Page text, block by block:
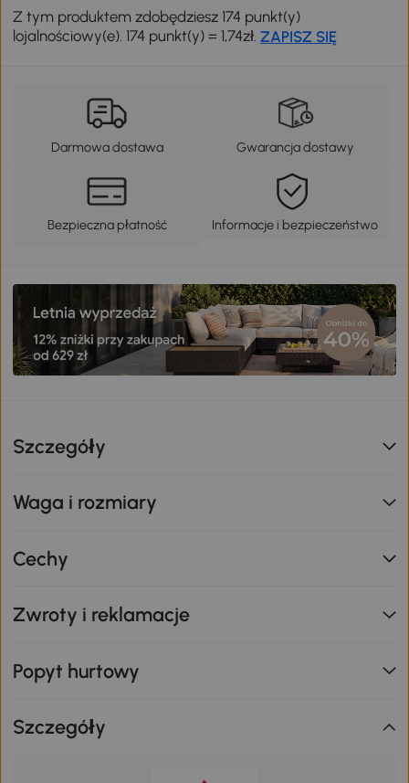
Z tym produktem zdobędziesz 174 punkt(y)
lojalnościowy(e). 174 punkt(y) = 1,74zł.ZAPISZ SIĘ
Darmowa dostawa Gwarancja dostawy
Bezpieczna płatność Informacje i bezpieczeństwo
Szczegóły
Waga i rozmiary
Cechy
Zwroty i reklamacje
Popyt hurtowy
Szczegóły